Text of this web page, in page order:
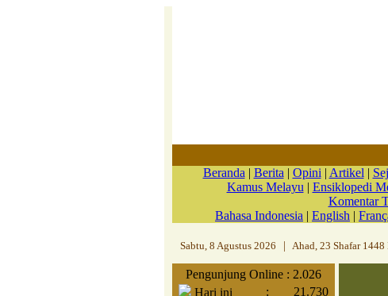
Beranda | Berita | Opini | Artikel |
Kamus Melayu | Ensiklopedi
Komentar
Bahasa Indonesia | English |
Sabtu, 8 Agustus 2026 Ahad, 23 Shafar 1448
Pengunjung Online : 2.026
Hari ini
:
21.730